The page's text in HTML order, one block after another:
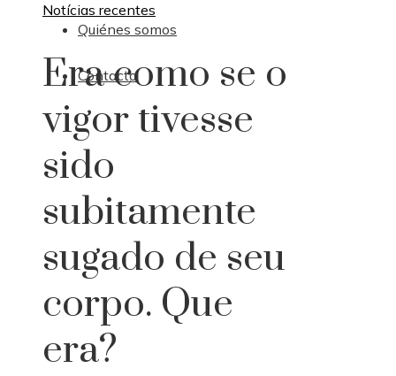
Quiénes somos
Contacto
Notícias recentes
Era como se o
vigor tivesse
sido
subitamente
sugado de seu
corpo. Que
era?